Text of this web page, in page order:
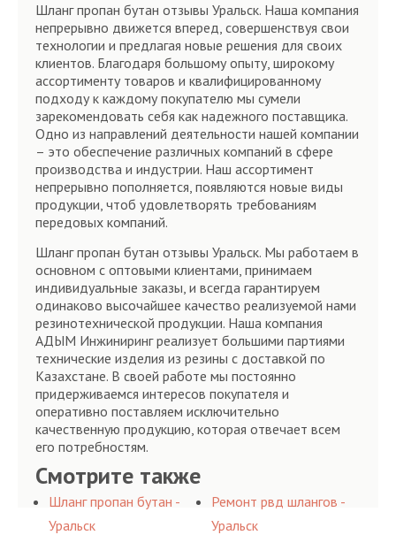
Шланг пропан бутан отзывы Уральск. Наша компания
непрерывно движется вперед, совершенствуя свои
технологии и предлагая новые решения для своих
клиентов. Благодаря большому опыту, широкому
ассортименту товаров и квалифицированному
подходу к каждому покупателю мы сумели
зарекомендовать себя как надежного поставщика.
Одно из направлений деятельности нашей компании
– это обеспечение различных компаний в сфере
производства и индустрии. Наш ассортимент
непрерывно пополняется, появляются новые виды
продукции, чтоб удовлетворять требованиям
передовых компаний.
Шланг пропан бутан отзывы Уральск. Мы работаем в
основном с оптовыми клиентами, принимаем
индивидуальные заказы, и всегда гарантируем
одинаково высочайшее качество реализуемой нами
резинотехнической продукции. Наша компания
АДЫМ Инжиниринг реализует большими партиями
технические изделия из резины с доставкой по
Казахстане. В своей работе мы постоянно
придерживаемся интересов покупателя и
оперативно поставляем исключительно
качественную продукцию, которая отвечает всем
его потребностям.
Смотрите также
Шланг пропан бутан -
Уральск
Ремонт рвд шлангов -
Уральск